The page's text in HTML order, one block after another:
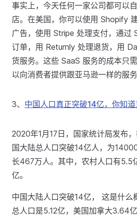
事实上，今天任何一家公司都可以
店。在美国，你可以使用 Shopify
广告，使用 Stripe 处理支付，通过
订单，用 Returnly 处理退货，用
货服务。这些 SaaS 服务的成本只
以向消费者提供跟亚马逊一样的服务
3、 中国人口真正突破14亿，你知道
2020年1月17日，国家统计局发布
国大陆总人口突破14亿人，为
长467万人。其中，农村人口有5.5
亿。
中国大陆人口突破14亿， 这是什么
总人口是5.12亿，美国加拿大3.64